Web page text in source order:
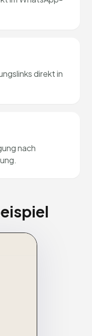
direkt in
nach